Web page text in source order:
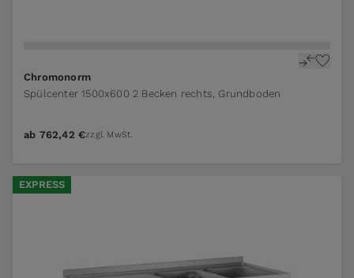
Chromonorm
Spülcenter 1500x600 2 Becken rechts, Grundboden
ab 762,42 €zzgl. MwSt.
EXPRESS